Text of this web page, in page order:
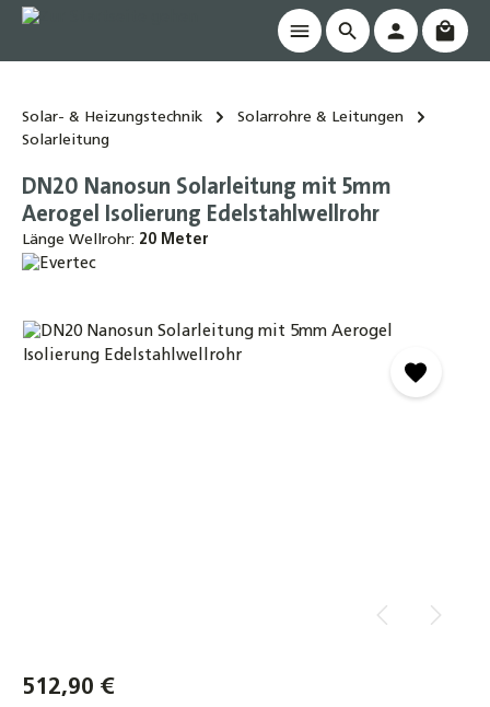
springen
Solar- & Heizungstechnik
Solarrohre & Leitungen
Solarleitung
DN20 Nanosun Solarleitung mit 5mm
Aerogel Isolierung Edelstahlwellrohr
Länge Wellrohr: 20 Meter
Bildergalerie überspringen
512,90 €